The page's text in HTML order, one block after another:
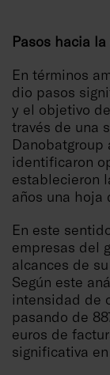
Pasos hacia
En términos
dio pasos
y el objetivo
través de una
Danobatgroup
identificaron
establecieron
años una hoja
En este
empresas del
alcances de
Según este
intensidad de
pasando de
euros de
significativa